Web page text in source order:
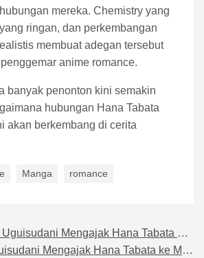
mereka. Chemistry yang
ringan, dan perkembangan
membuat adegan tersebut
anime romance.
banyak penonton kini semakin
hubungan Hana Tabata
akan berkembang di cerita
Manga romance
posMengajak Hana Tabata Esok Pagi?
Mengajak Hana Tabata ke Mall?